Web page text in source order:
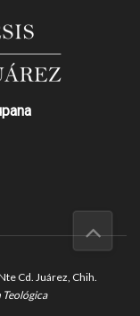
Cd. Juárez, Chih.